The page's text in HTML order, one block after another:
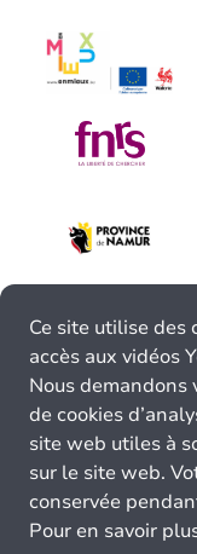
Ce site utilise des
accès aux vidéos
Nous demandons
de cookies
site web utiles à
sur le site web.
conservée
Pour en savoir